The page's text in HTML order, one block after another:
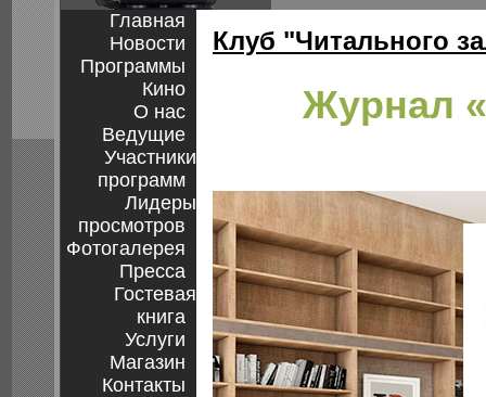
Главная
Новости
Программы
Кино
О нас
Ведущие
Участники
программ
Лидеры
просмотров
Фотогалерея
Пресса
Гостевая
книга
Услуги
Магазин
Контакты
Клуб "Читального
Журнал